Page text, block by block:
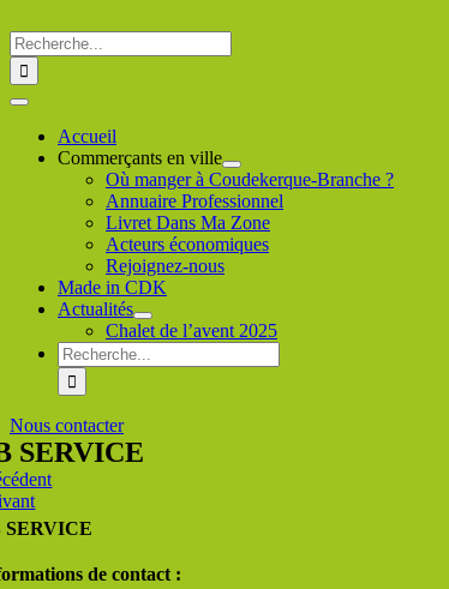
au
contenu
Rechercher
:
Toggle
NavigationAccueil
Commerçants en ville
Où manger à Coudekerque-Branche ?
Annuaire Professionnel
Livret Dans Ma Zone
Acteurs économiques
Rejoignez-nous
Made in CDK
Actualités
Chalet de l’avent 2025
Rechercher
:
Nous contacter
SERVICE
SERVICE
de contact :